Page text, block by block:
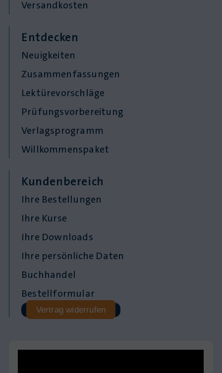
Versandkosten
Entdecken
Neuigkeiten
Zusammenfassungen
Lektürevorschläge
Prüfungsvorbereitung
Verlagsprogramm
Willkommenspaket
Kundenbereich
Ihre Bestellungen
Ihre Kurse
Ihre Downloads
Ihre persönliche Daten
Buchhandel
Bestellformular
Vertrag widerrufen